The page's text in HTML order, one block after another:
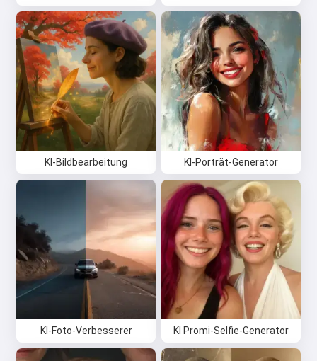
KI-Bildbearbeitung KI-Porträt-Generator
KI-Foto-Verbesserer KI Promi-Selfie-Generator